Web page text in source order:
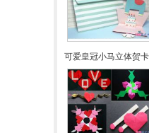
可爱皇冠小马立体贺